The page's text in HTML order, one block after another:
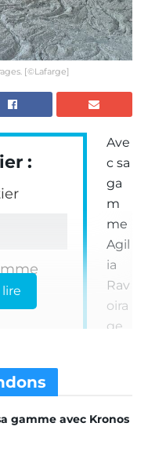
[©Lafarge]
:
Ave
c sa
ga
m
me
Agil
ia
Rav
oira
ge,
e
gamme avec Kronos